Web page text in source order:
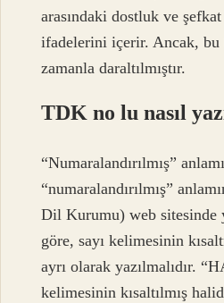
arasındaki dostluk ve
ifadelerini içerir. Ancak, bu
zamanla daraltılmıştır.
TDK no lu nasıl
“Numaralandırılmış”
“numaralandırılmış”
Dil Kurumu) web sitesinde
göre, sayı kelimesinin
ayrı olarak yazılmalıdır.
kelimesinin kısaltılmış